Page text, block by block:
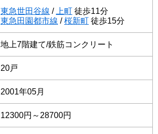
東急世田谷線 / 上町 徒歩11分
東急田園都市線 /桜新町 徒歩15分
地上7階建て/鉄筋コンクリート
20戸
2001年05月
12300円～28700円